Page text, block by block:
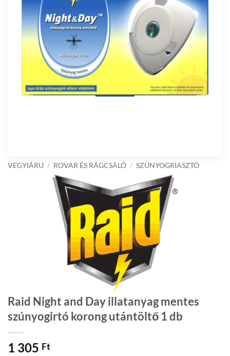
VEGYIÁRU / ROVAR ÉS RÁGCSÁLÓ / SZÚNYOGRIASZTÓ
Raid Night and Day illatanyag mentes
szúnyogirtó korong utántöltő 1 db
1 305 Ft